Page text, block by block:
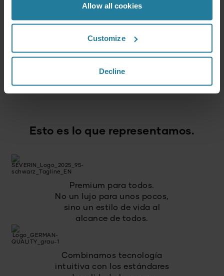
Allow all cookies
Customize
Decline
Regístrate ahora y recibe un cupón del 15% para
Dirección de correo electrónico*
Esto es lo que representamos.
Premium para todos.
No un lujo para unos pocos,
sino un estilo de vida al
alcance de todos.
Combinamos tecnología
intuitiva con los estándares